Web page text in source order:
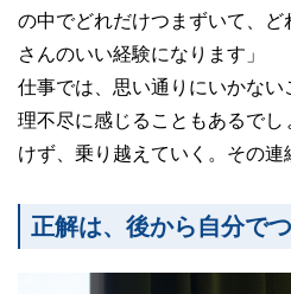
の中でどれだけつまずいて、
さんのいい経験になります」
仕事では、思い通りにいかない
理不尽に感じることもあるで
けず、乗り越えていく。その連
正解は、後から自分で